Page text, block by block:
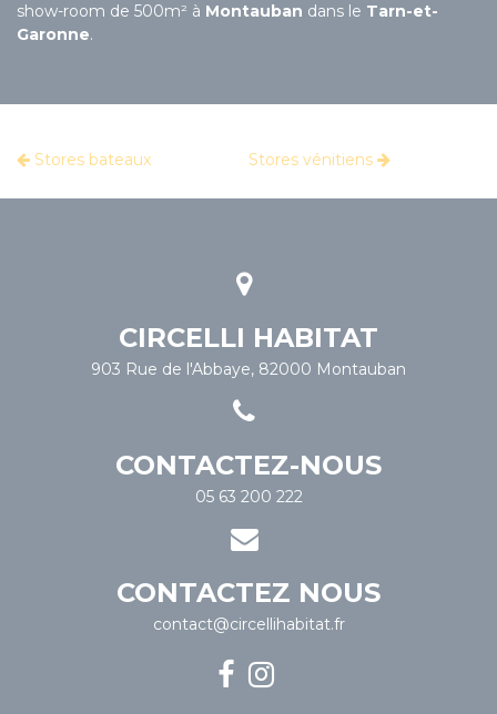
show-room de 500m² à Montauban dans le Tarn-et-
Garonne.
Stores bateaux Stores vénitiens
CIRCELLI HABITAT
903 Rue de l'Abbaye, 82000 Montauban
CONTACTEZ-NOUS
05 63 200 222
CONTACTEZ NOUS
contact@circellihabitat.fr